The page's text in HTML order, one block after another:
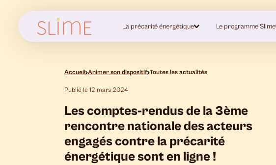
La précarité énergétique Le programme Slime
Accueil Animer son dispositif Toutes les actualités
Publié le 12 mars 2024
Les comptes-rendus de la 3ème
rencontre nationale des acteurs
engagés contre la précarité
énergétique sont en ligne !